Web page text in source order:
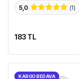
5,0 (1)
183 TL
KARGO BEDAVA